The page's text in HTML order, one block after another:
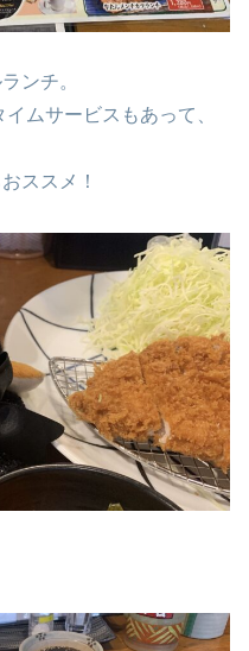
ンチ。
ムサービスもあって、
ススメ！